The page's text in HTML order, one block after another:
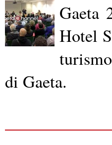
Gaeta
Hotel
di Gaeta.